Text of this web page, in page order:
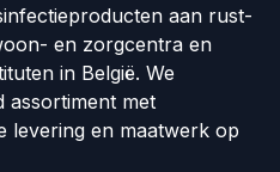
aan rust-
en zorgcentra en
in België. We
assortiment met
levering en maatwerk op